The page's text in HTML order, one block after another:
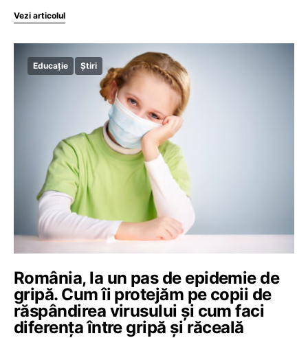
Vezi articolul
Educație Știri
România, la un pas de epidemie de
gripă. Cum îi protejăm pe copii de
răspândirea virusului și cum faci
diferența între gripă și răceală